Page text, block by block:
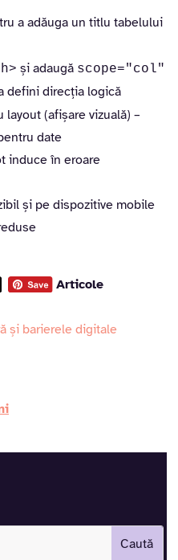
a adăuga un titlu tabelului
și adaugă scope="col"
defini direcția logică
(afișare vizuală) –
date
induce în eroare
și pe dispozitive mobile
Articole
și barierele digitale